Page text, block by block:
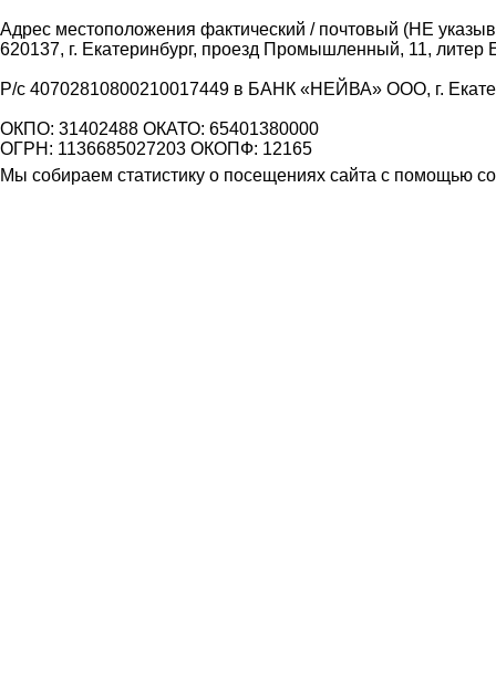
Адрес местоположения фактический / почтовый (НЕ
620137, г. Екатеринбург, проезд Промышленный, 11, литер
Р/с 40702810800210017449 в БАНК «НЕЙВА» ООО, г.
ОКПО: 31402488 ОКАТО: 65401380000
ОГРН: 1136685027203 ОКОПФ: 12165
Мы собираем статистику о посещениях сайта с помощью